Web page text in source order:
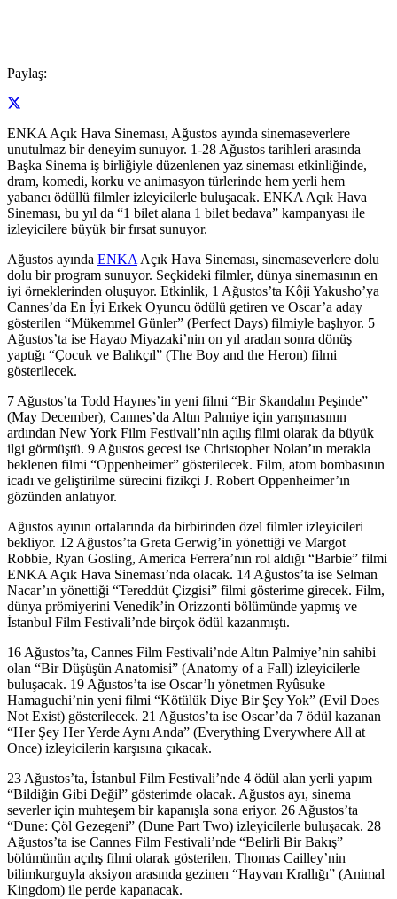
Paylaş:
ENKA Açık Hava Sineması, Ağustos ayında sinemaseverlere
unutulmaz bir deneyim sunuyor. 1-28 Ağustos tarihleri arasında
Başka Sinema iş birliğiyle düzenlenen yaz sineması etkinliğinde,
dram, komedi, korku ve animasyon türlerinde hem yerli hem
yabancı ödüllü filmler izleyicilerle buluşacak. ENKA Açık Hava
Sineması, bu yıl da “1 bilet alana 1 bilet bedava” kampanyası ile
izleyicilere büyük bir fırsat sunuyor.
Ağustos ayında ENKA Açık Hava Sineması, sinemaseverlere dolu
dolu bir program sunuyor. Seçkideki filmler, dünya sinemasının en
iyi örneklerinden oluşuyor. Etkinlik, 1 Ağustos’ta Kôji Yakusho’ya
Cannes’da En İyi Erkek Oyuncu ödülü getiren ve Oscar’a aday
gösterilen “Mükemmel Günler” (Perfect Days) filmiyle başlıyor. 5
Ağustos’ta ise Hayao Miyazaki’nin on yıl aradan sonra dönüş
yaptığı “Çocuk ve Balıkçıl” (The Boy and the Heron) filmi
gösterilecek.
7 Ağustos’ta Todd Haynes’in yeni filmi “Bir Skandalın Peşinde”
(May December), Cannes’da Altın Palmiye için yarışmasının
ardından New York Film Festivali’nin açılış filmi olarak da büyük
ilgi görmüştü. 9 Ağustos gecesi ise Christopher Nolan’ın merakla
beklenen filmi “Oppenheimer” gösterilecek. Film, atom bombasının
icadı ve geliştirilme sürecini fizikçi J. Robert Oppenheimer’ın
gözünden anlatıyor.
Ağustos ayının ortalarında da birbirinden özel filmler izleyicileri
bekliyor. 12 Ağustos’ta Greta Gerwig’in yönettiği ve Margot
Robbie, Ryan Gosling, America Ferrera’nın rol aldığı “Barbie” filmi
ENKA Açık Hava Sineması’nda olacak. 14 Ağustos’ta ise Selman
Nacar’ın yönettiği “Tereddüt Çizgisi” filmi gösterime girecek. Film,
dünya prömiyerini Venedik’in Orizzonti bölümünde yapmış ve
İstanbul Film Festivali’nde birçok ödül kazanmıştı.
16 Ağustos’ta, Cannes Film Festivali’nde Altın Palmiye’nin sahibi
olan “Bir Düşüşün Anatomisi” (Anatomy of a Fall) izleyicilerle
buluşacak. 19 Ağustos’ta ise Oscar’lı yönetmen Ryûsuke
Hamaguchi’nin yeni filmi “Kötülük Diye Bir Şey Yok” (Evil Does
Not Exist) gösterilecek. 21 Ağustos’ta ise Oscar’da 7 ödül kazanan
“Her Şey Her Yerde Aynı Anda” (Everything Everywhere All at
Once) izleyicilerin karşısına çıkacak.
23 Ağustos’ta, İstanbul Film Festivali’nde 4 ödül alan yerli yapım
“Bildiğin Gibi Değil” gösterimde olacak. Ağustos ayı, sinema
severler için muhteşem bir kapanışla sona eriyor. 26 Ağustos’ta
“Dune: Çöl Gezegeni” (Dune Part Two) izleyicilerle buluşacak. 28
Ağustos’ta ise Cannes Film Festivali’nde “Belirli Bir Bakış”
bölümünün açılış filmi olarak gösterilen, Thomas Cailley’nin
bilimkurguyla aksiyon arasında gezinen “Hayvan Krallığı” (Animal
Kingdom) ile perde kapanacak.